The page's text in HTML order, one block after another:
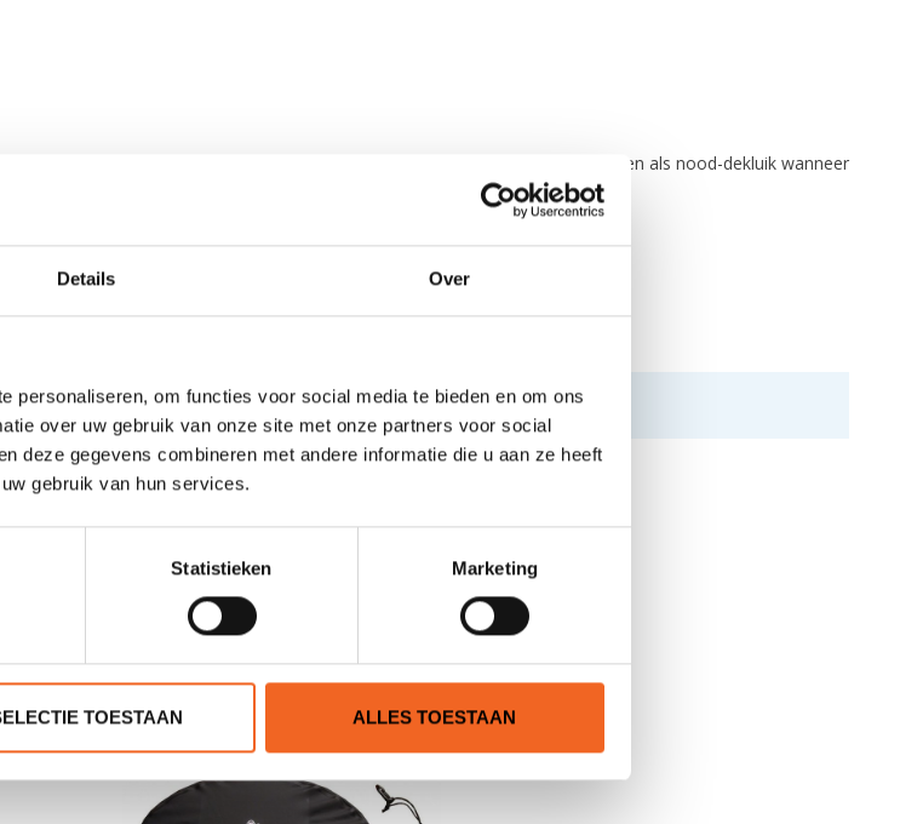
Details Over
personaliseren, om functies voor social media te bieden en om ons
over uw gebruik van onze site met onze partners voor social
deze gegevens combineren met andere informatie die u aan ze heeft
gebruik van hun services.
Statistieken Marketing
TOESTAAN ALLES TOESTAAN
een elastiek van 6 mm. Deze deksels zijn zeer geschikt om mee te nemen als nood-dekluik wanneer
op basis van 0 beoordelingen
TOEVOEGEN
PRODUCTEN